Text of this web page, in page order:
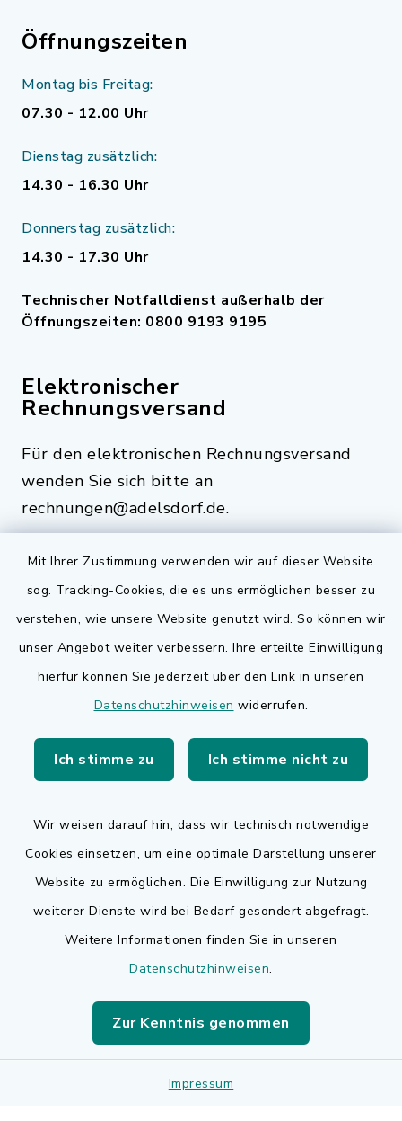
Mit Ihrer Zustimmung verwenden wir auf dieser Website
sog. Tracking-Cookies, die es uns ermöglichen besser zu
verstehen, wie unsere Website genutzt wird. So können wir
unser Angebot weiter verbessern. Ihre erteilte Einwilligung
hierfür können Sie jederzeit über den Link in unseren
Datenschutzhinweisen widerrufen.
Ich stimme zu Ich stimme nicht zu
Wir weisen darauf hin, dass wir technisch notwendige
Cookies einsetzen, um eine optimale Darstellung unserer
Website zu ermöglichen. Die Einwilligung zur Nutzung
weiterer Dienste wird bei Bedarf gesondert abgefragt.
Weitere Informationen finden Sie in unseren
Datenschutzhinweisen.
Zur Kenntnis genommen
Impressum
Öffnungszeiten
Montag bis Freitag:
07.30 - 12.00 Uhr
Dienstag zusätzlich:
14.30 - 16.30 Uhr
Donnerstag zusätzlich:
14.30 - 17.30 Uhr
Technischer Notfalldienst außerhalb der
Öffnungszeiten: 0800 9193 9195
Elektronischer
Rechnungsversand
Für den elektronischen Rechnungsversand
wenden Sie sich bitte an
rechnungen@adelsdorf.de.
Quicklinks
Bauen in Adelsdorf
BayernPortal
Landkreis Erlangen-Höchstadt
Barrierefreiheit
Impressum
Sitemap